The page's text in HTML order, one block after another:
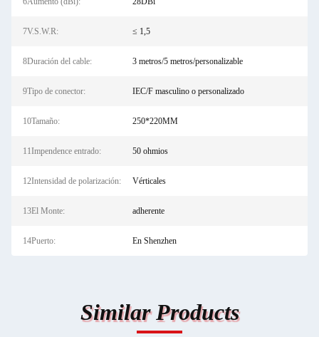
7V.S.W.R: ≤ 1,5
8Duración del cable: 3 metros/5 metros/personalizable
9Tipo de conector: IEC/F masculino o personalizado
10Tamaño: 250*220MM
11Impendence entrado: 50 ohmios
12Intensidad de polarización: Vérticales
13El Monte: adherente
14Puerto: En Shenzhen
Similar Products